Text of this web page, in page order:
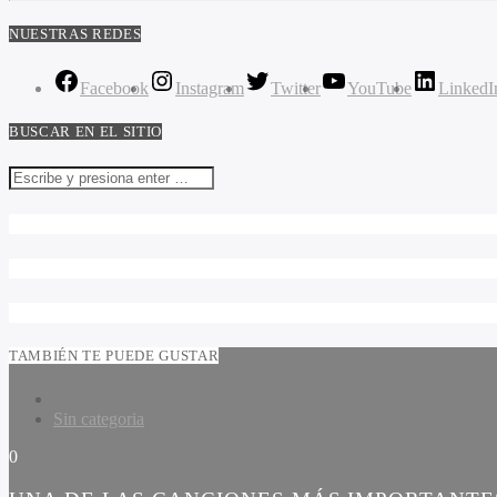
NUESTRAS REDES
Facebook Instagram Twitter YouTube
BUSCAR EN EL SITIO
TAMBIÉN TE PUEDE GUSTAR
Sin categoria
0